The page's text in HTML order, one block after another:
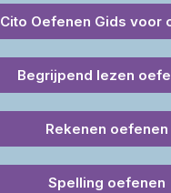
Cito Oefenen Gids voor
Begrijpend lezen
Rekenen oefenen
Spelling oefenen